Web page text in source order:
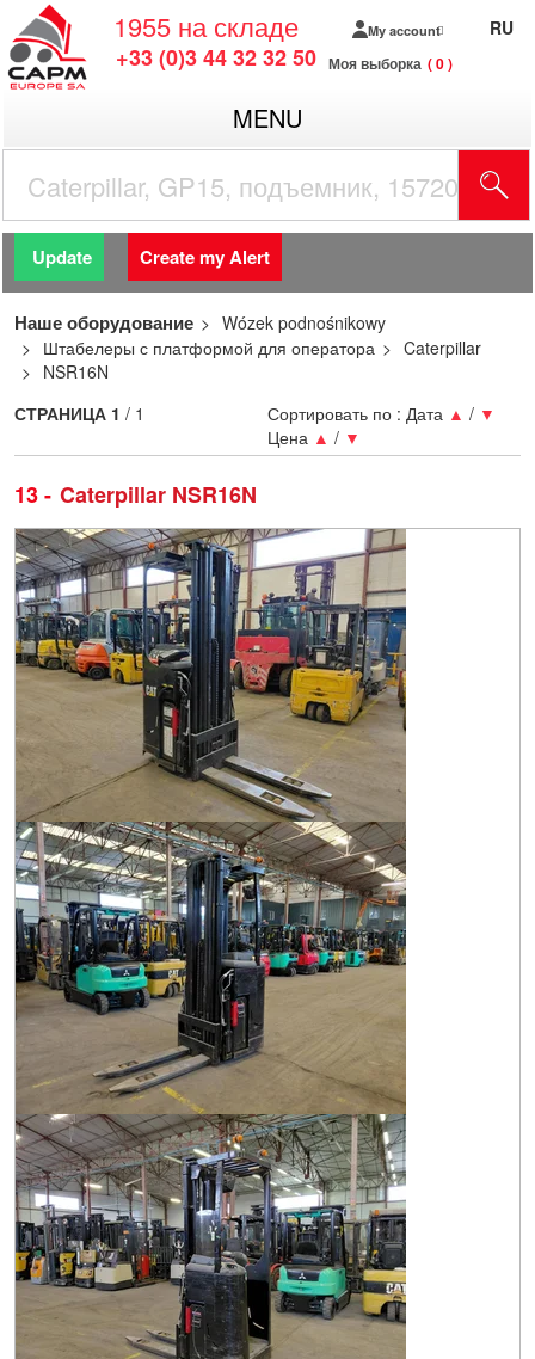
1955 на складе
+33 (0)3 44 32 32 50
My account
Моя выборка 0
RU
MENU
Update Create my Alert
Наше оборудование
Wózek podnośnikowy
Штабелеры с платформой для оператора
Caterpillar
NSR16N
13 Caterpillar NSR16N
Сортировать по : Дата ▲ / ▼
Цена ▲ / ▼
СТРАНИЦА 1 / 1